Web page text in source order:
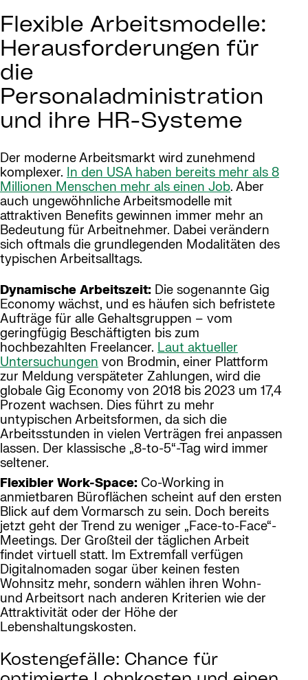
Flexible Arbeitsmodelle:
Herausforderungen für
die
Personaladministration
und ihre HR-Systeme
Der moderne Arbeitsmarkt wird zunehmend
komplexer. In den USA haben bereits mehr als 8
Millionen Menschen mehr als einen Job. Aber
auch ungewöhnliche Arbeitsmodelle mit
attraktiven Benefits gewinnen immer mehr an
Bedeutung für Arbeitnehmer. Dabei verändern
sich oftmals die grundlegenden Modalitäten des
typischen Arbeitsalltags.
Dynamische Arbeitszeit: Die sogenannte Gig
Economy wächst, und es häufen sich befristete
Aufträge für alle Gehaltsgruppen – vom
geringfügig Beschäftigten bis zum
hochbezahlten Freelancer. Laut aktueller
Untersuchungen von Brodmin, einer Plattform
zur Meldung verspäteter Zahlungen, wird die
globale Gig Economy von 2018 bis 2023 um 17,4
Prozent wachsen. Dies führt zu mehr
untypischen Arbeitsformen, da sich die
Arbeitsstunden in vielen Verträgen frei anpassen
lassen. Der klassische „8-to-5“-Tag wird immer
seltener.
Flexibler Work-Space: Co-Working in
anmietbaren Büroflächen scheint auf den ersten
Blick auf dem Vormarsch zu sein. Doch bereits
jetzt geht der Trend zu weniger „Face-to-Face“-
Meetings. Der Großteil der täglichen Arbeit
findet virtuell statt. Im Extremfall verfügen
Digitalnomaden sogar über keinen festen
Wohnsitz mehr, sondern wählen ihren Wohn-
und Arbeitsort nach anderen Kriterien wie der
Attraktivität oder der Höhe der
Lebenshaltungskosten.
Kostengefälle: Chance für